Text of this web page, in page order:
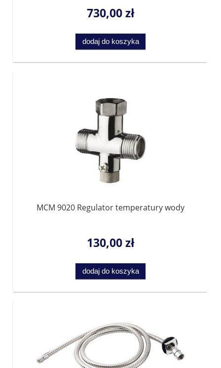
730,00 zł
dodaj do koszyka
MCM 9020 Regulator temperatury wody
130,00 zł
dodaj do koszyka